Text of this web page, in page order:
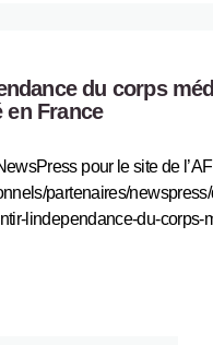
du corps
en France
pour le site de
partenaires/
lindependance-du-corps-